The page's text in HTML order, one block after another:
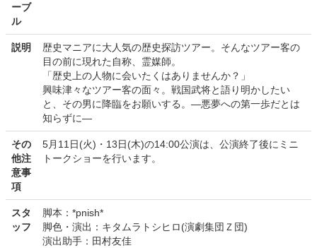
ーブ
ル
説明
歴史マニアに大人気の歴史探訪ツアー。そんなツアー客の
目の前に現れた自称、霊媒師。
「歴史上の人物に会いたくはありませんか？」
興味津々なツアー客の面々。戦国武将と語り明かしたい
と、その男に降臨をお願いする。―悪夢への第一歩だとは
知らずに―
その
他注
意事
項
5月11日(火)・13日(木)の14:00公演は、公演終了後にミニ
トークショーを行います。
スタ
ッフ
脚本：*pnish*
脚色・演出：キタムラトシヒロ(演劇集団Ｚ団)
演出助手：田村友佳